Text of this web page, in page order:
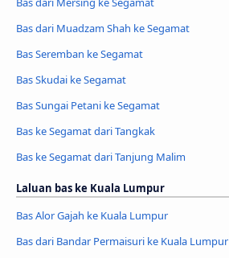
Bas dari Muadzam Shah ke Segamat
Bas Seremban ke Segamat
Bas Skudai ke Segamat
Bas Sungai Petani ke Segamat
Bas ke Segamat dari Tangkak
Bas ke Segamat dari Tanjung Malim
Laluan bas ke Kuala Lumpur
Bas Alor Gajah ke Kuala Lumpur
Bas dari Bandar Permaisuri ke Kuala Lumpur